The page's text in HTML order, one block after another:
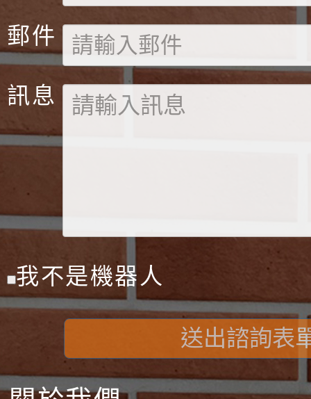
郵件
訊息
我不是機器人
送出諮詢表